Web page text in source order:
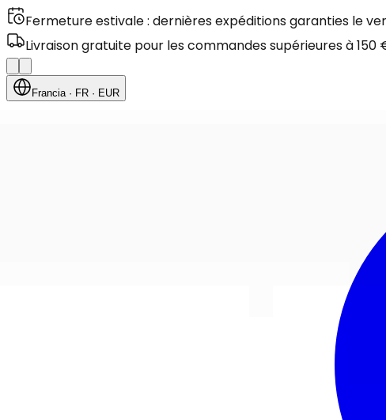
Fermeture estivale : dernières expéditions garanties le
Livraison gratuite pour les commandes supérieures à 150
Francia· FR · EUR